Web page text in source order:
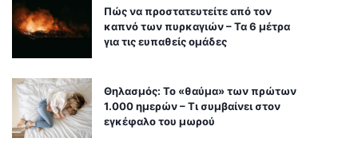
Πώς να προστατευτείτε από τον
καπνό των πυρκαγιών – Τα 6 μέτρα
για τις ευπαθείς ομάδες
Θηλασμός: Το «θαύμα» των πρώτων
1.000 ημερών – Τι συμβαίνει στον
εγκέφαλο του μωρού